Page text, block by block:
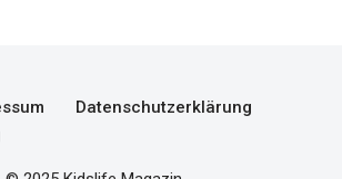
Datenschutzerklärung